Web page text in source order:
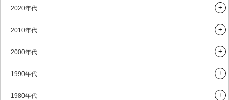
2020年代
2010年代
2000年代
1990年代
1980年代